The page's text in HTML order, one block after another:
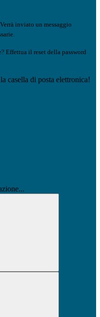
Verrà inviato un messaggio
Effettua il reset della password
casella di posta elettronica!